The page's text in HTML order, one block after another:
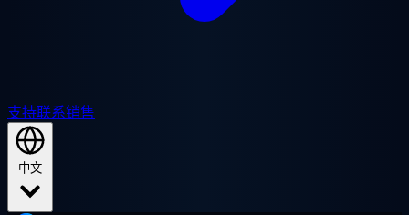
支持联系销售
中文